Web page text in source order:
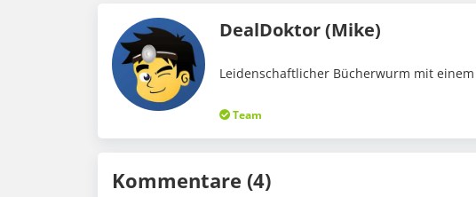
DealDoktor (Mike)
Leidenschaftlicher Bücherwurm mit
Team
Kommentare (4)